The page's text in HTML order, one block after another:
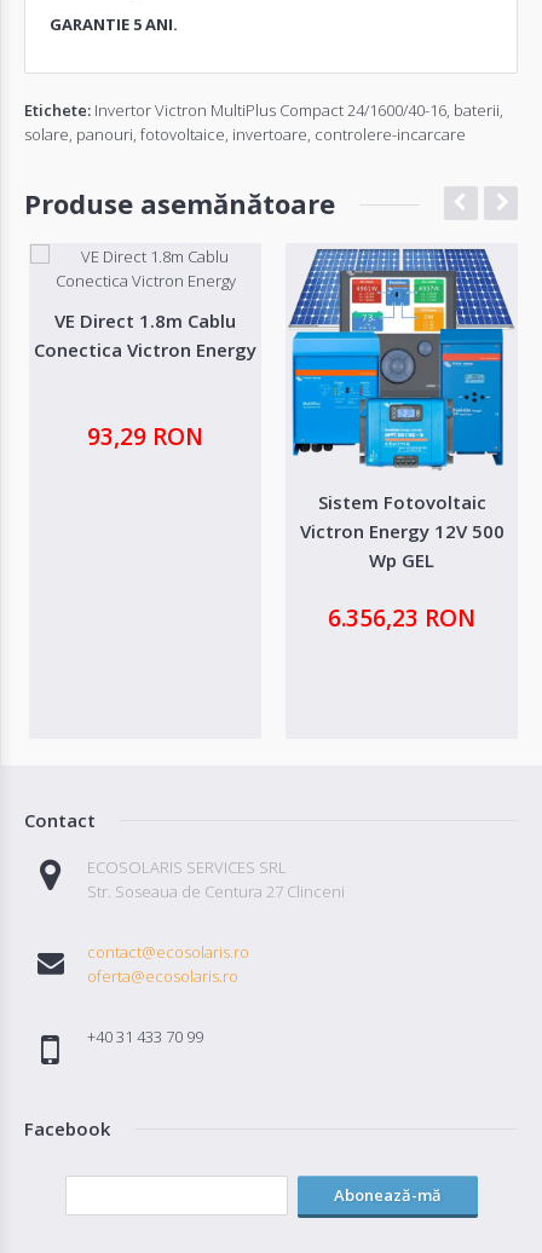
GARANTIE 5 ANI.
Etichete: Invertor Victron MultiPlus Compact 24/1600/40-16 baterii
solare panouri fotovoltaice invertoare controlere-incarcare
Produse asemănătoare
VE Direct 1.8m Cablu
Conectica Victron Energy
93,29 RON
Sistem Fotovoltaic
Victron Energy 12V 500
Wp GEL
6.356,23 RON
Contact
ECOSOLARIS SERVICES SRL
Str. Soseaua de Centura 27 Clinceni
contact@ecosolaris.ro
oferta@ecosolaris.ro
+40 31 433 70 99
Facebook
Abonează-mă